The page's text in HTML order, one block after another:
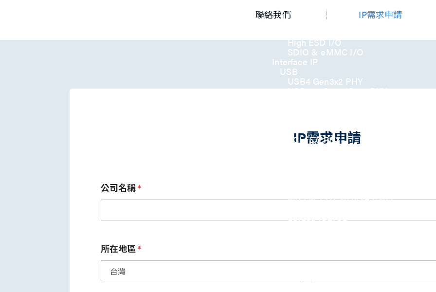
Memory Compiler
I/O
High ESD I/O
SDIO & eMMC I/O
Interface IP
USB
USB4 Gen3x2 PHY
USB 3.2 Gen2/Gen1 PHY
PCIe 5.0 PHY
MIPI M-PHY v5.0/v4.1/v3.1
Serdes 10G/5G
DisplayPort RX
聯絡我們 IP需求申請
IP需求申請
公司名稱*
所在地區*